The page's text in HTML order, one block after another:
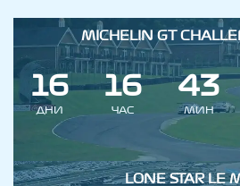
MICHELIN GT
16
ДНИ
16
ЧАС
43
МИН
LONE STAR LE